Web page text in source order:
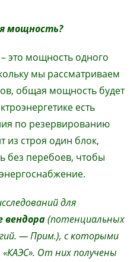
мощность?
это мощность одного
мы рассматриваем
общая мощность будет
есть
по резервированию
из строя один блок,
без перебоев, чтобы
для
(потенциальных
— Прим.), с которыми
От них получены